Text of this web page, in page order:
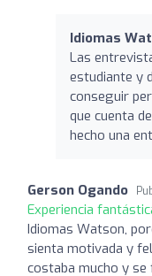
Idiomas
Las
estudiante y
conseguir
que cuenta
hecho una
Gerson Ogando
Experiencia
Idiomas Watson,
sienta motivada y
costaba mucho y